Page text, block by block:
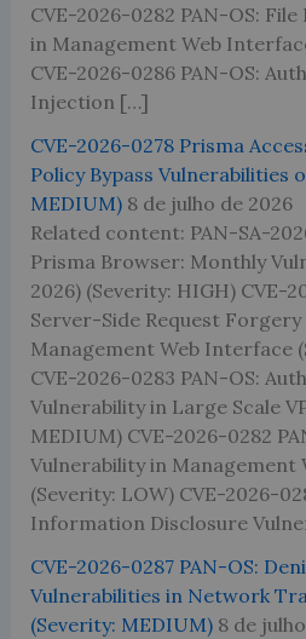
CVE-2026-0282 PAN-OS:
in Management Web
CVE-2026-0286 PAN-OS:
Injection […]
CVE-2026-0278 Prisma
Policy Bypass Vulnerabilities
MEDIUM) 8 de julho de 2026
Related content: PAN-SA-
Prisma Browser: Monthly
2026) (Severity: HIGH) CVE-
Server-Side Request
Management Web Interface
CVE-2026-0283 PAN-OS:
Vulnerability in Large Scale
MEDIUM) CVE-2026-0282
Vulnerability in Management
(Severity: LOW) CVE-2026-
Information Disclosure
CVE-2026-0287 PAN-OS:
Vulnerabilities in Network
(Severity: MEDIUM) 8 de